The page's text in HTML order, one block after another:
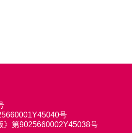
号
第9025660002Y45038号